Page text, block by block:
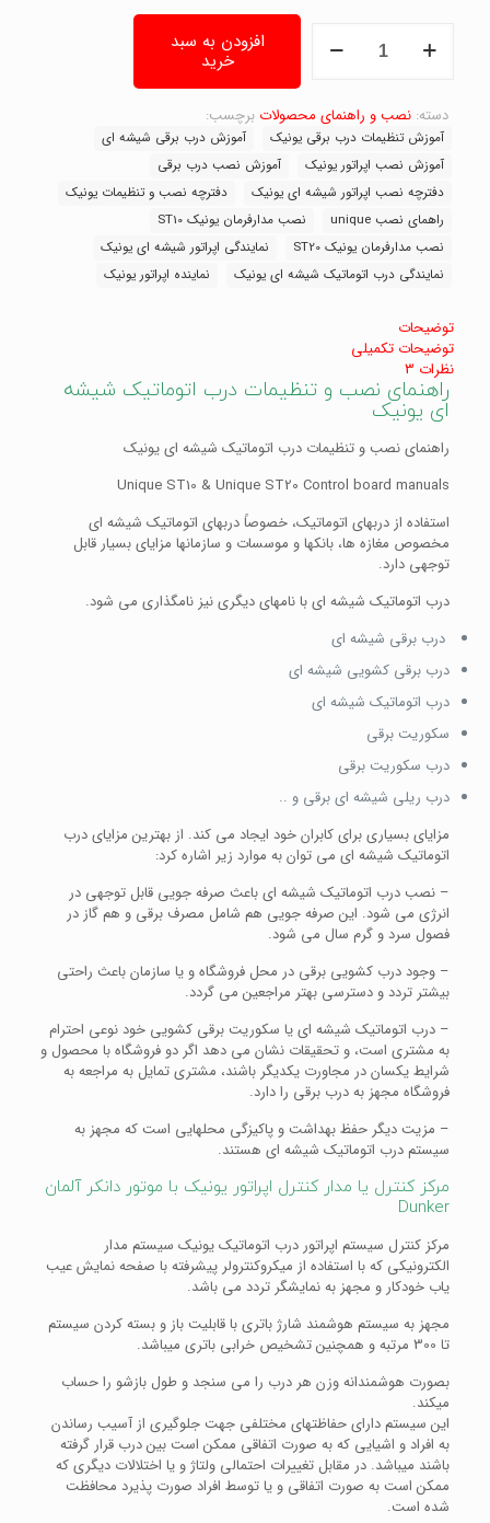
نصب
درب
اتوماتیک
شیشه
یونیک
Unique
SL10-
عدد
افزودن به سبد
خرید
دسته: نصب و راهنمای محصولات برچسب:
آموزش تنظیمات درب برقی یونیک
آموزش درب برقی شیشه ای
آموزش نصب اپراتور یونیک
آموزش نصب درب برقی
دفترچه نصب اپراتور شیشه ای یونیک
دفترچه نصب و تنظیمات یونیک
راهمای نصب unique
نصب مدارفرمان یونیک ST10
نصب مدارفرمان یونیک ST20
نمایندگی اپراتور شیشه ای یونیک
نمایندگی درب اتوماتیک شیشه ای یونیک
نماینده اپراتور یونیک
توضیحات
توضیحات تکمیلی
نظرات 3
راهنمای نصب و تنظیمات درب اتوماتیک شیشه
ای یونیک
راهنمای نصب و تنظیمات درب اتوماتیک شیشه ای یونیک
Unique ST10 & Unique ST20 Control board manuals
استفاده از دربهای اتوماتیک، خصوصاً دربهای اتوماتیک شیشه ای
مخصوص مغازه ها، بانکها و موسسات و سازمانها مزایای بسیار قابل
توجهی دارد.
درب اتوماتیک شیشه ای با نامهای دیگری نیز نامگذاری می شود.
درب برقی شیشه ای
درب برقی کشویی شیشه ای
درب اتوماتیک شیشه ای
سکوریت برقی
درب سکوریت برقی
درب ریلی شیشه ای برقی و ..
مزایای بسیاری برای کابران خود ایجاد می کند. از بهترین مزایای درب
اتوماتیک شیشه ای می توان به موارد زیر اشاره کرد:
– نصب درب اتوماتیک شیشه ای باعث صرفه جویی قابل توجهی در
انرژی می شود. این صرفه جویی هم شامل مصرف برقی و هم گاز در
فصول سرد و گرم سال می شود.
– وجود درب کشویی برقی در محل فروشگاه و یا سازمان باعث راحتی
بیشتر تردد و دسترسی بهتر مراجعین می گردد.
– درب اتوماتیک شیشه ای یا سکوریت برقی کشویی خود نوعی احترام
به مشتری است، و تحقیقات نشان می دهد اگر دو فروشگاه با محصول و
شرایط یکسان در مجاورت یکدیگر باشند، مشتری تمایل به مراجعه به
فروشگاه مجهز به درب برقی را دارد.
– مزیت دیگر حفظ بهداشت و پاکیزگی محلهایی است که مجهز به
سیستم درب اتوماتیک شیشه ای هستند.
مرکز کنترل یا مدار کنترل اپراتور یونیک با موتور دانکر آلمان
Dunker
مرکز کنترل سیستم اپراتور درب اتوماتیک یونیک سیستم مدار
الکترونیکی که با استفاده از میکروکنترولر پیشرفته با صفحه نمایش عیب
یاب خودکار و مجهز به نمایشگر تردد می باشد.
مجهز به سیستم هوشمند شارژ باتری با قابلیت باز و بسته کردن سیستم
تا 300 مرتبه و همچنین تشخیص خرابی باتری میباشد.
بصورت هوشمندانه وزن هر درب را می سنجد و طول بازشو را حساب
میکند.
این سیستم دارای حفاظتهای مختلفی جهت جلوگیری از آسیب رساندن
به افراد و اشیایی که به صورت اتفاقی ممکن است بین درب قرار گرفته
باشند میباشد. در مقابل تغییرات احتمالی ولتاژ و یا اختلالات دیگری که
ممکن است به صورت اتفاقی و یا توسط افراد صورت پذیرد محافظت
شده است.